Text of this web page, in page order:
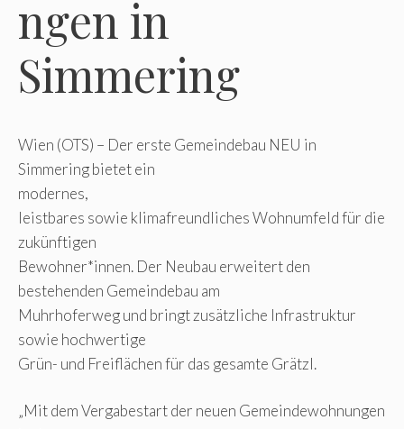
ngen in
Simmering
Wien (OTS) – Der erste Gemeindebau NEU in
Simmering bietet ein
modernes,
leistbares sowie klimafreundliches Wohnumfeld für die
zukünftigen
Bewohner*innen. Der Neubau erweitert den
bestehenden Gemeindebau am
Muhrhoferweg und bringt zusätzliche Infrastruktur
sowie hochwertige
Grün- und Freiflächen für das gesamte Grätzl.
„Mit dem Vergabestart der neuen Gemeindewohnungen